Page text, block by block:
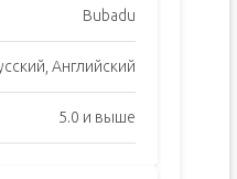
Bubadu
Английский
5.0 и выше